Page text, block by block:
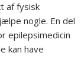
af fysisk
nogle. En del
epilepsimedicin
kan have